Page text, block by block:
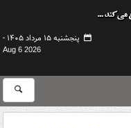
پنجشنبه ۱۵ مرداد ۱۴۰۵ -
Aug 6 2026